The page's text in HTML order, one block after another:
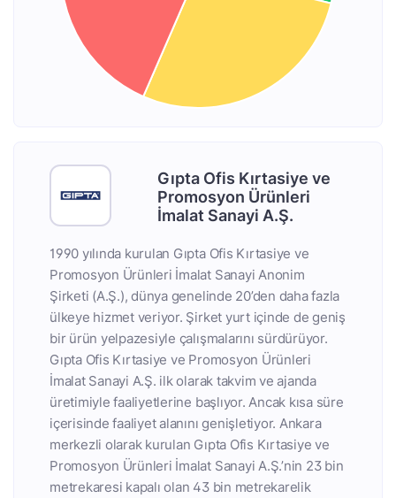
Gıpta Ofis Kırtasiye ve
Promosyon Ürünleri
İmalat Sanayi A.Ş.
1990 yılında kurulan Gıpta Ofis Kırtasiye ve
Promosyon Ürünleri İmalat Sanayi Anonim
Şirketi (A.Ş.), dünya genelinde 20’den daha fazla
ülkeye hizmet veriyor. Şirket yurt içinde de geniş
bir ürün yelpazesiyle çalışmalarını sürdürüyor.
Gıpta Ofis Kırtasiye ve Promosyon Ürünleri
İmalat Sanayi A.Ş. ilk olarak takvim ve ajanda
üretimiyle faaliyetlerine başlıyor. Ancak kısa süre
içerisinde faaliyet alanını genişletiyor. Ankara
merkezli olarak kurulan Gıpta Ofis Kırtasiye ve
Promosyon Ürünleri İmalat Sanayi A.Ş.’nin 23 bin
metrekaresi kapalı olan 43 bin metrekarelik